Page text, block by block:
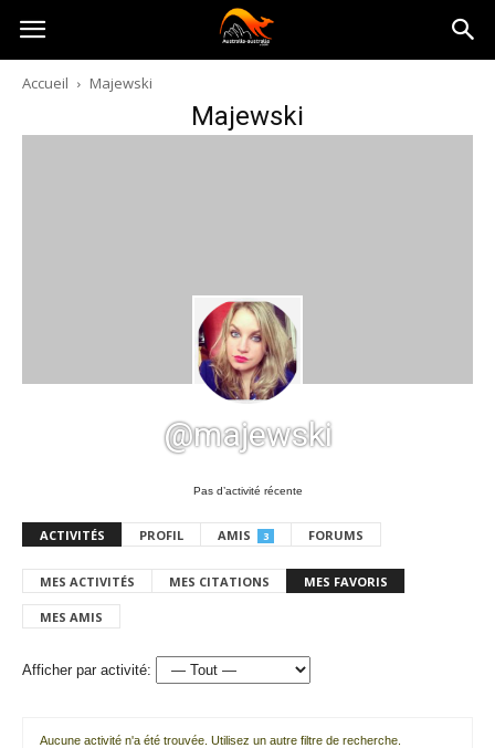
Australia-
australie.com
Accueil Majewski
Majewski
@majewski
Pas d’activité récente
ACTIVITÉS PROFIL AMIS 3 FORUMS
MES ACTIVITÉS MES CITATIONS MES FAVORIS
MES AMIS
Afficher par activité:
Aucune activité n'a été trouvée. Utilisez un autre filtre de recherche.